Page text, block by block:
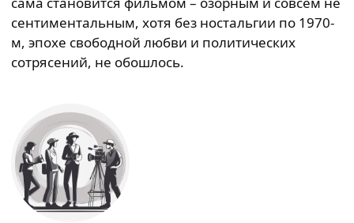
сентиментальным, хотя без ностальгии по 1970-
м, эпохе свободной любви и политических
сотрясений, не обошлось.